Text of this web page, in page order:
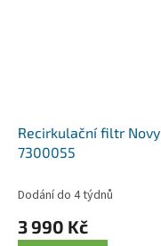
Recirkulační filtr Novy
7300055
Dodání do 4 týdnů
3 990 Kč